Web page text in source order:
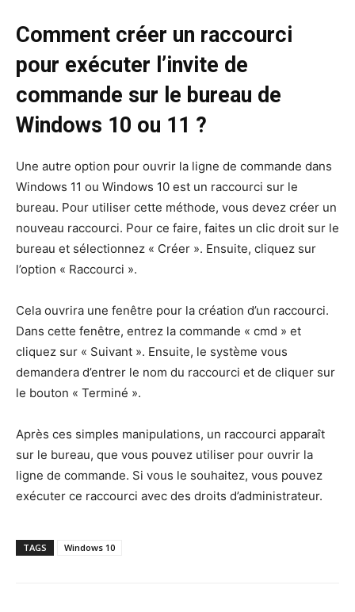
Comment créer un raccourci
pour exécuter l’invite de
commande sur le bureau de
Windows 10 ou 11 ?
Une autre option pour ouvrir la ligne de commande dans
Windows 11 ou Windows 10 est un raccourci sur le
bureau. Pour utiliser cette méthode, vous devez créer un
nouveau raccourci. Pour ce faire, faites un clic droit sur le
bureau et sélectionnez « Créer ». Ensuite, cliquez sur
l’option « Raccourci ».
Cela ouvrira une fenêtre pour la création d’un raccourci.
Dans cette fenêtre, entrez la commande « cmd » et
cliquez sur « Suivant ». Ensuite, le système vous
demandera d’entrer le nom du raccourci et de cliquer sur
le bouton « Terminé ».
Après ces simples manipulations, un raccourci apparaît
sur le bureau, que vous pouvez utiliser pour ouvrir la
ligne de commande. Si vous le souhaitez, vous pouvez
exécuter ce raccourci avec des droits d’administrateur.
TAGS Windows 10